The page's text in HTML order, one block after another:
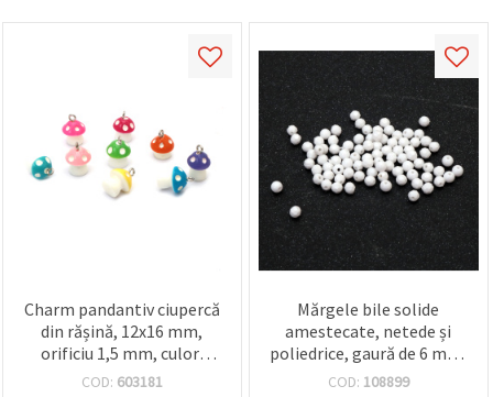
Charm pandantiv ciupercă
din rășină, 12x16 mm,
orificiu 1,5 mm, culori
mixte - 5 buc., DIY și
COD: 603181
Mărgele bile solide
amestecate, netede și
poliedrice, gaură de 6 mm,
culoare alb -50 grame
COD: 108899